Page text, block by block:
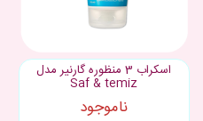
اسکراب 3 منظوره گارنیر مدل
Saf & temiz
ناموجود